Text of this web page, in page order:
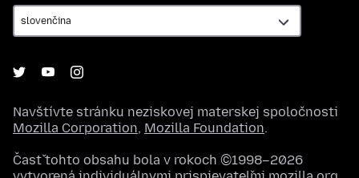
Navštívte stránku neziskovej materskej spoločnosti
Mozilla Corporation, Mozilla Foundation.
Časť tohto obsahu bola v rokoch ©1998–2026